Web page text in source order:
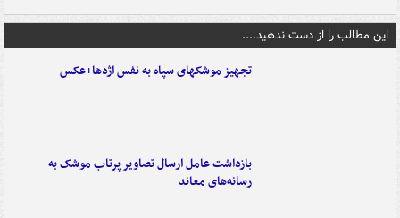
این مطالب را از دست ندهید....
تجهیز موشکهای سپاه به نفس اژدها+عکس
بازداشت عامل ارسال تصاویر پرتاب موشک به
رسانه‌های معاند